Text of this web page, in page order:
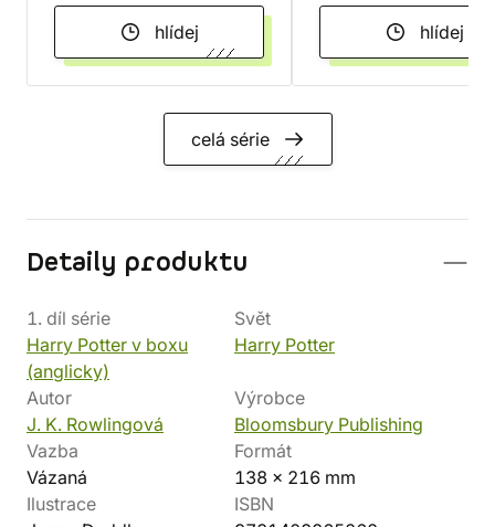
hlídej hlídej
celá série
Detaily produktu
1. díl série
Harry Potter v boxu
(anglicky)
Svět
Harry Potter
Autor
J. K. Rowlingová
Výrobce
Bloomsbury Publishing
Vazba
Vázaná
Formát
138 x 216 mm
Ilustrace
ISBN